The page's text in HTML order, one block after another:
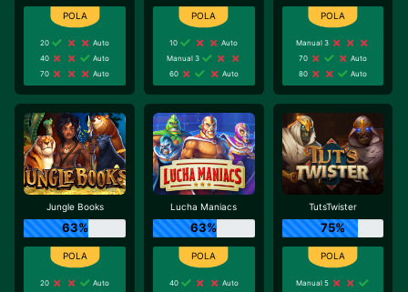
20
Auto
40
Auto
70
Auto
10
Auto
Manual 3
60
Auto
Manual 3
70
Auto
80
Auto
Jungle Books
63%
20
Auto
Lucha Maniacs
63%
40
Auto
TutsTwister
75%
Manual 5